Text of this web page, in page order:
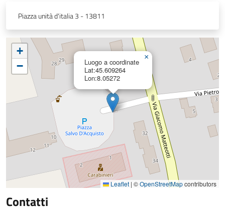
Piazza unità d'italia 3 - 13811
Luogo a coordinate
Lat:45.609264
Lon:8.05272
×
+
−
Leaflet | ©OpenStreetMapcontributors
Contatti